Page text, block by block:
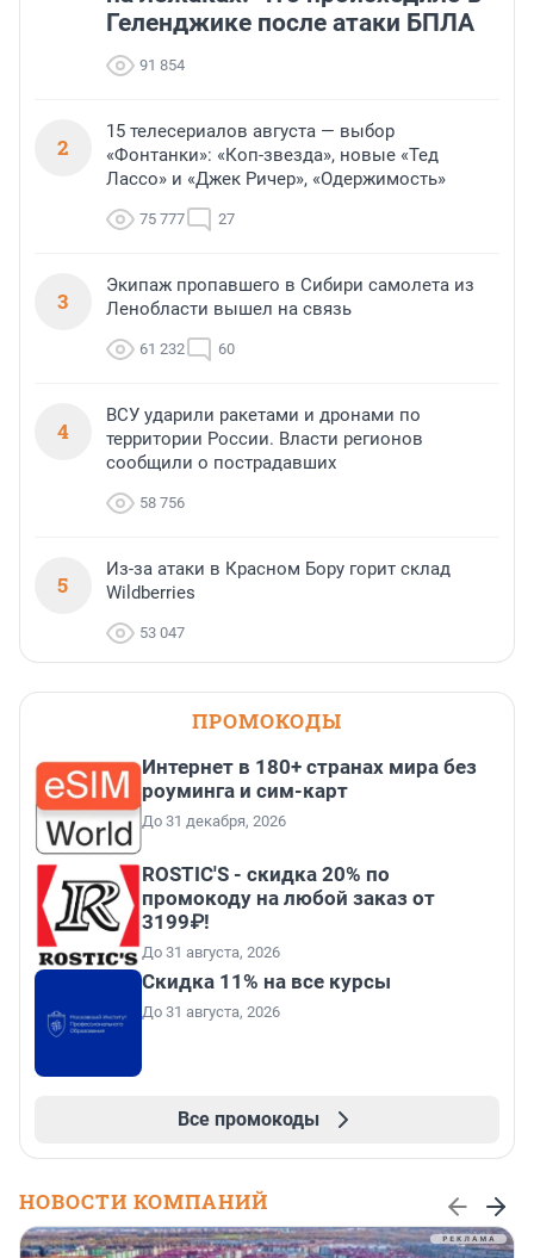
Геленджике после атаки БПЛА
91 854
2
15 телесериалов августа — выбор
«Фонтанки»: «Коп-звезда», новые «Тед
Лассо» и «Джек Ричер», «Одержимость»
75 777 27
3
Экипаж пропавшего в Сибири самолета из
Ленобласти вышел на связь
61 232 60
4
ВСУ ударили ракетами и дронами по
территории России. Власти регионов
сообщили о пострадавших
58 756
5
Из-за атаки в Красном Бору горит склад
Wildberries
53 047
ПРОМОКОДЫ
Интернет в 180+ странах мира без
роуминга и сим-карт
До 31 декабря, 2026
ROSTIC'S - скидка 20% по
промокоду на любой заказ от
3199₽!
До 31 августа, 2026
Скидка 11% на все курсы
До 31 августа, 2026
Все промокоды
НОВОСТИ КОМПАНИЙ